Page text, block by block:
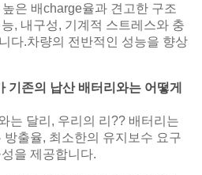
은 배charge율과 견고한 구조
, 내구성, 기계적 스트레스와 충
다.차량의 전반적인 성능을 향상
기존의 납산 배터리와는 어떻게
는 달리, 우리의 리?? 배터리는
방출율, 최소한의 유지보수 요구
을 제공합니다.